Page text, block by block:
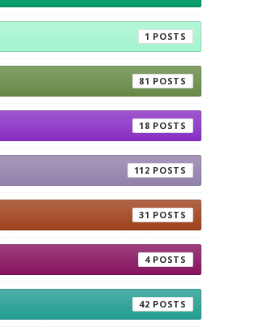
1
81
18
112
31
4
42